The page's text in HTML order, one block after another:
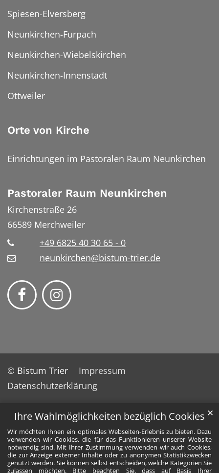
Ihre Wahlmöglichkeiten bezüglich Cookies
Wir möchten Ihnen ein optimales Webseiten-Erlebnis zu bieten. Dazu
verwenden wir Cookies, die für das Funktionieren unserer Website
notwendig sind. Mit Ihrer Zustimmung verwenden wir auch Cookies,
die zur Anzeige externer Inhalte oder zu anonymen Statistikzwecken
genutzt werden. Sie können selbst entscheiden, welche Kategorien Sie
zulassen möchten. Bitte beachten Sie, dass auf Basis Ihrer
✕
Spiesen-Elversberg
Neunkirchen-Furpach
Neunkirchen-Wiebelskirchen
Neunkirchen-Innenstadt
Ottweiler
Orte von Kirche
Einrichtungen im Pastoralen Raum Neunkirchen
Pastoraler Raum Neunkirchen
Kirchenstraße 26
66589 Merchweiler
+49 6825 40 30 65 - 0
neunkirchen@bistum-trier.de
© Bistum Trier
Impressum
Datenschutzerklärung